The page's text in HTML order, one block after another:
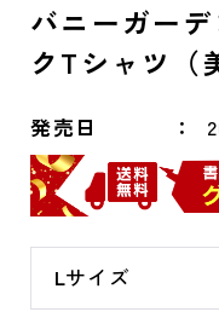
バニーガー
クTシャツ（
発売日
Lサイズ